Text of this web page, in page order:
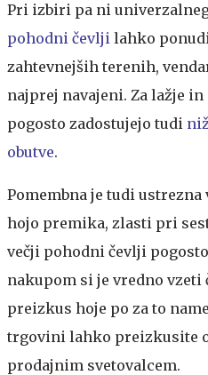
Pri izbiri pa ni
pohodni čevlji lahko
zahtevnejših terenih,
najprej navajeni. Za lažje
pogosto zadostujejo tudi
obutve.
Pomembna je tudi
hojo premika, zlasti pri
večji pohodni čevlji
nakupom si je vredno vzeti
preizkus hoje po za to
trgovini lahko preizkusite
prodajnim svetovalcem.